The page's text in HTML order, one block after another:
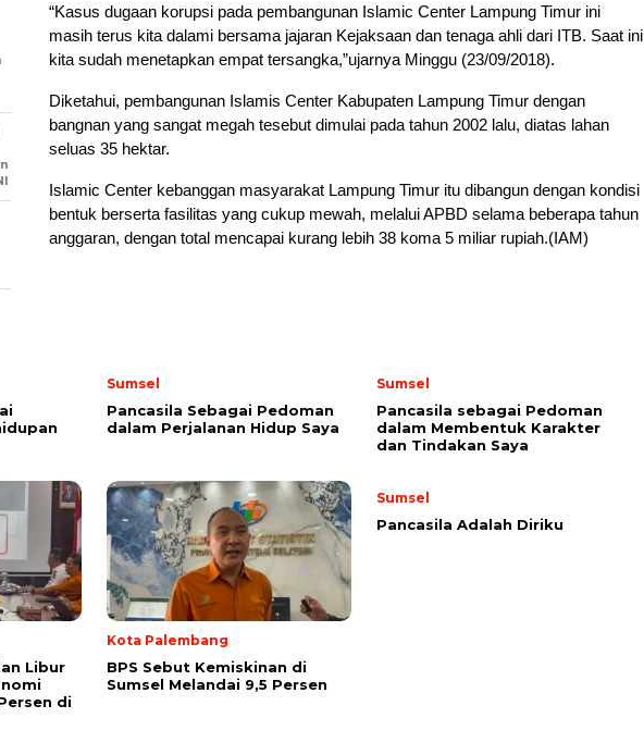
“Kasus dugaan korupsi pada pembangunan Islamic Center Lampung Timur ini
masih terus kita dalami bersama jajaran Kejaksaan dan tenaga ahli dari ITB. Saat ini
kita sudah menetapkan empat tersangka,”ujarnya Minggu (23/09/2018).
Diketahui, pembangunan Islamis Center Kabupaten Lampung Timur dengan
bangnan yang sangat megah tesebut dimulai pada tahun 2002 lalu, diatas lahan
seluas 35 hektar.
Islamic Center kebanggan masyarakat Lampung Timur itu dibangun dengan kondisi
bentuk berserta fasilitas yang cukup mewah, melalui APBD selama beberapa tahun
anggaran, dengan total mencapai kurang lebih 38 koma 5 miliar rupiah.(IAM)
Sumsel
Pancasila Sebagai Pedoman
dalam Perjalanan Hidup Saya
Sumsel
Pancasila sebagai Pedoman
dalam Membentuk Karakter
dan Tindakan Saya
Libur
di
Kota Palembang
BPS Sebut Kemiskinan di
Sumsel Melandai 9,5 Persen
Sumsel
Pancasila Adalah Diriku